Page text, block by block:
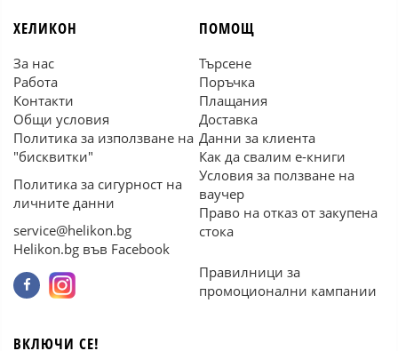
ХЕЛИКОН
За нас
Работа
Контакти
Общи условия
Политика за използване на
"бисквитки"
Политика за сигурност на
личните данни
service@helikon.bg
Helikon.bg във Facebook
ПОМОЩ
Търсене
Поръчка
Плащания
Доставка
Данни за клиента
Как да свалим е-книги
Условия за ползване на
ваучер
Право на отказ от закупена
стока
Правилници за
промоционални кампании
ВКЛЮЧИ СЕ!